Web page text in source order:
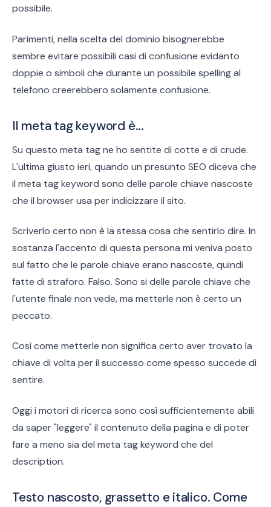
possibile.
Parimenti, nella scelta del dominio bisognerebbe
sembre evitare possibili casi di confusione evidanto
doppie o simboli che durante un possibile spelling al
telefono creerebbero solamente confusione.
Il meta tag keyword è...
Su questo meta tag ne ho sentite di cotte e di crude.
L'ultima giusto ieri, quando un presunto SEO diceva che
il meta tag keyword sono delle parole chiave nascoste
che il browser usa per indicizzare il sito.
Scriverlo certo non è la stessa cosa che sentirlo dire. In
sostanza l'accento di questa persona mi veniva posto
sul fatto che le parole chiave erano nascoste, quindi
fatte di straforo. Falso. Sono si delle parole chiave che
l'utente finale non vede, ma metterle non è certo un
peccato.
Così come metterle non significa certo aver trovato la
chiave di volta per il successo come spesso succede di
sentire.
Oggi i motori di ricerca sono così sufficientemente abili
da saper "leggere" il contenuto della pagina e di poter
fare a meno sia del meta tag keyword che del
description.
Testo nascosto, grassetto e italico. Come